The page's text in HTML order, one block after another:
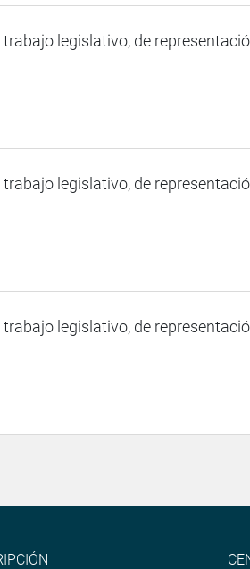
legislativo, de
legislativo, de
legislativo, de